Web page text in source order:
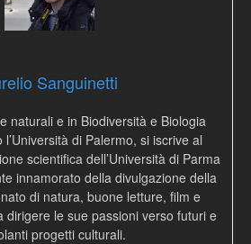
Sanguinetti
naturali e in Biodiversità e Biologia
di Palermo, si iscrive al
scientifica dell’Università di Parma
innamorato della divulgazione della
di natura, buone letture, film e
dirigere le sue passioni verso futuri e
progetti culturali.